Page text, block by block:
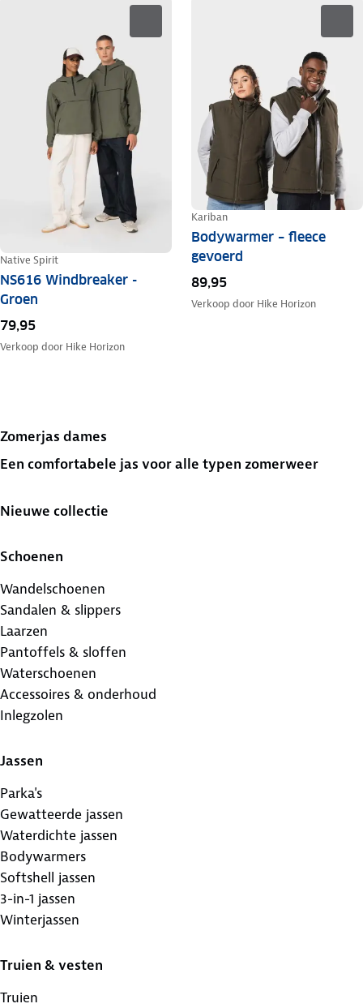
Native Spirit
NS616 Windbreaker -
Groen
79,95
Verkoop door Hike Horizon
Kariban
Bodywarmer – fleece
gevoerd
89,95
Verkoop door Hike Horizon
Zomerjas dames
Een comfortabele jas voor alle typen zomerweer
Nieuwe collectie
Schoenen
Wandelschoenen
Sandalen & slippers
Laarzen
Pantoffels & sloffen
Waterschoenen
Accessoires & onderhoud
Inlegzolen
Jassen
Parka's
Gewatteerde jassen
Waterdichte jassen
Bodywarmers
Softshell jassen
3-in-1 jassen
Winterjassen
Truien & vesten
Truien